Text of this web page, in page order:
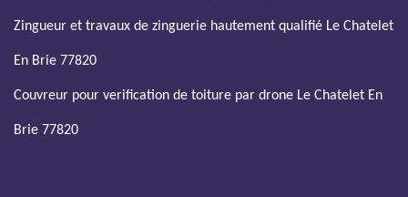
Zingueur et travaux de zinguerie hautement qualifié Le Chatelet
En Brie 77820
Couvreur pour verification de toiture par drone Le Chatelet En
Brie 77820